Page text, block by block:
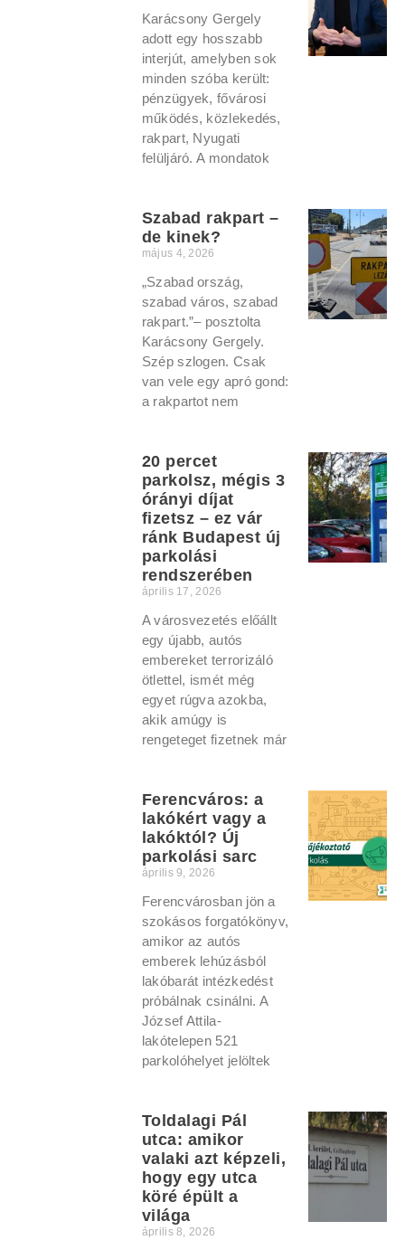
Karácsony Gergely
adott egy hosszabb
interjút, amelyben sok
minden szóba került:
pénzügyek, fővárosi
működés, közlekedés,
rakpart, Nyugati
felüljáró. A mondatok
Szabad rakpart –
de kinek?
május 4, 2026
„Szabad ország,
szabad város, szabad
rakpart.”– posztolta
Karácsony Gergely.
Szép szlogen. Csak
van vele egy apró gond:
a rakpartot nem
20 percet
parkolsz, mégis 3
órányi díjat
fizetsz – ez vár
ránk Budapest új
parkolási
rendszerében
április 17, 2026
A városvezetés előállt
egy újabb, autós
embereket terrorizáló
ötlettel, ismét még
egyet rúgva azokba,
akik amúgy is
rengeteget fizetnek már
Ferencváros: a
lakókért vagy a
lakóktól? Új
parkolási sarc
április 9, 2026
Ferencvárosban jön a
szokásos forgatókönyv,
amikor az autós
emberek lehúzásból
lakóbarát intézkedést
próbálnak csinálni. A
József Attila-
lakótelepen 521
parkolóhelyet jelöltek
Toldalagi Pál
utca: amikor
valaki azt képzeli,
hogy egy utca
köré épült a
világa
április 8, 2026